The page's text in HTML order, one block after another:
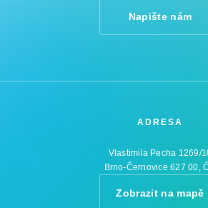
Napište nám
ADRESA
Vlastimila Pecha 1269/
Brno-Černovice 627 00,
Zobrazit na mapě